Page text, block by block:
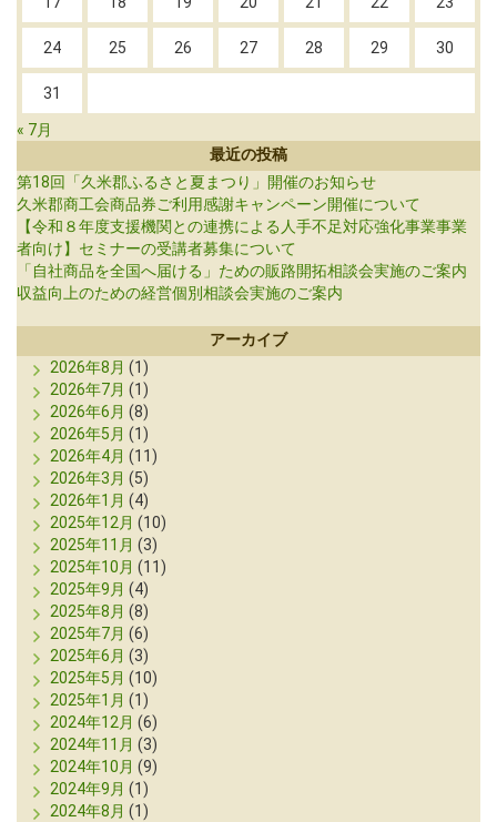
24 25 26 27 28 29 30
31
« 7月
最近の投稿
第18回「久米郡ふるさと夏まつり」開催のお知らせ
久米郡商工会商品券ご利用感謝キャンペーン開催について
【令和８年度支援機関との連携による人手不足対応強化事業事業
者向け】セミナーの受講者募集について
「自社商品を全国へ届ける」ための販路開拓相談会実施のご案内
収益向上のための経営個別相談会実施のご案内
アーカイブ
2026年8月 (1)
2026年7月 (1)
2026年6月 (8)
2026年5月 (1)
2026年4月 (11)
2026年3月 (5)
2026年1月 (4)
2025年12月 (10)
2025年11月 (3)
2025年10月 (11)
2025年9月 (4)
2025年8月 (8)
2025年7月 (6)
2025年6月 (3)
2025年5月 (10)
2025年1月 (1)
2024年12月 (6)
2024年11月 (3)
2024年10月 (9)
2024年9月 (1)
2024年8月 (1)